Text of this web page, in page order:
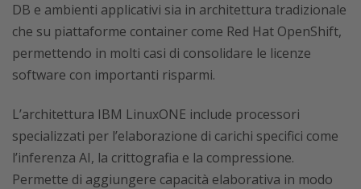
DB e ambienti applicativi sia in architettura tradizionale
che su piattaforme container come Red Hat OpenShift,
permettendo in molti casi di consolidare le licenze
software con importanti risparmi.
L’architettura IBM LinuxONE include processori
specializzati per l’elaborazione di carichi specifici come
l’inferenza AI, la crittografia e la compressione.
Permette di aggiungere capacità elaborativa in modo